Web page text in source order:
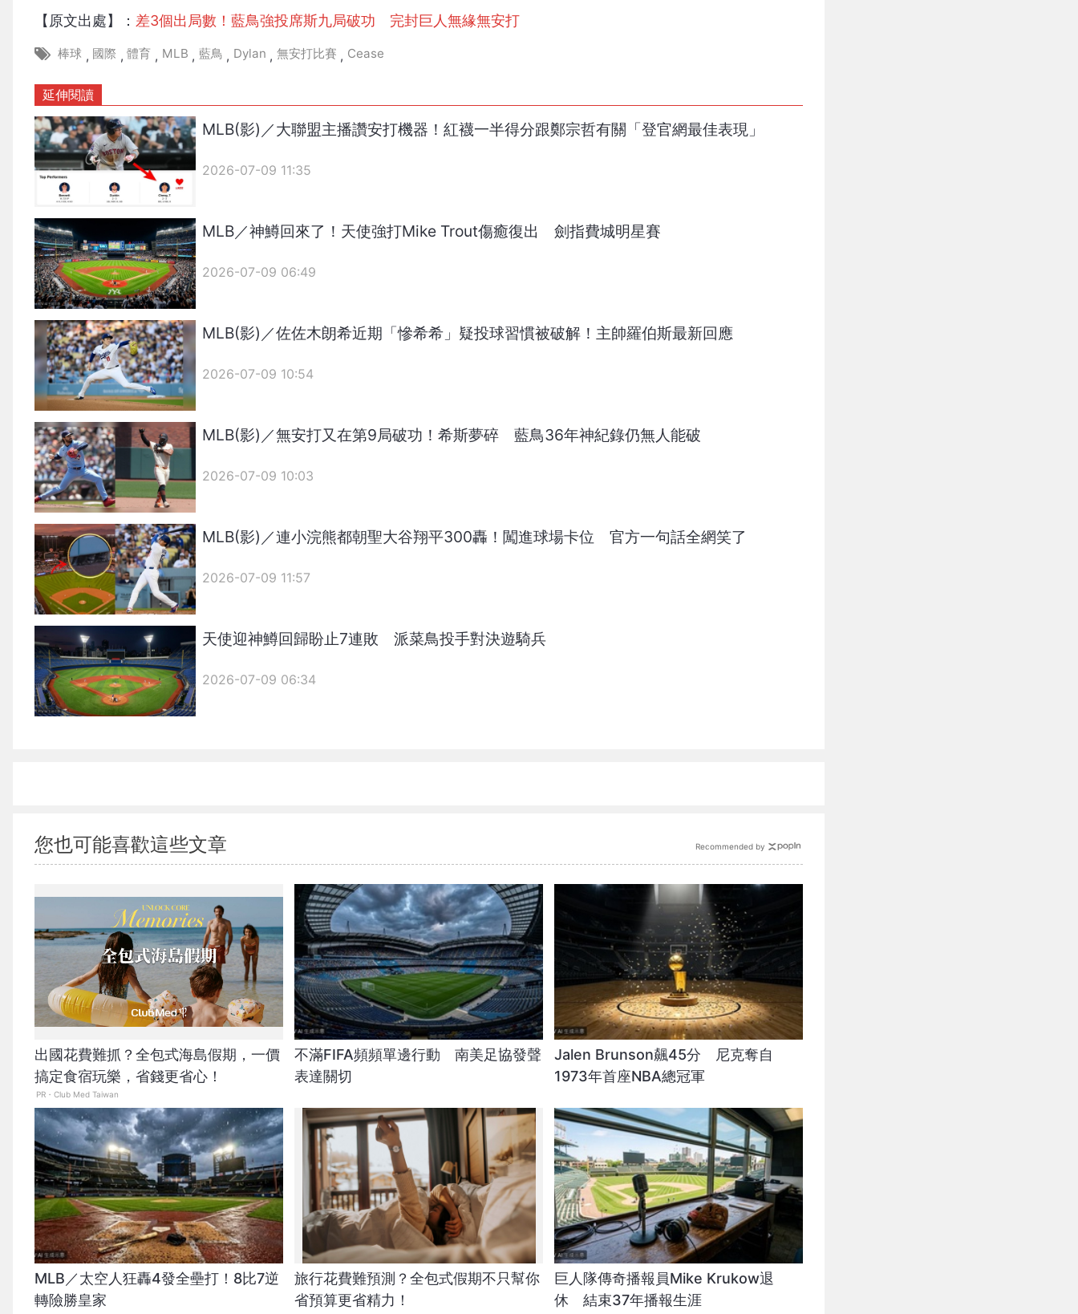
【原文出處】： 差3個出局數！藍鳥強投席斯九局破功 完封巨人無緣無安打
棒球 , 國際 , 體育 , MLB , 藍鳥 , Dylan , 無安打比賽 , Cease
延伸閱讀
MLB(影)／大聯盟主播讚安打機器！紅襪一半得分跟鄭宗哲有關「登官網最佳表現」
2026-07-09 11:35
MLB／神鱒回來了！天使強打Mike Trout傷癒復出 劍指費城明星賽
2026-07-09 06:49
MLB(影)／佐佐木朗希近期「慘希希」疑投球習慣被破解！主帥羅伯斯最新回應
2026-07-09 10:54
MLB(影)／無安打又在第9局破功！希斯夢碎 藍鳥36年神紀錄仍無人能破
2026-07-09 10:03
MLB(影)／連小浣熊都朝聖大谷翔平300轟！闖進球場卡位 官方一句話全網笑了
2026-07-09 11:57
天使迎神鱒回歸盼止7連敗 派菜鳥投手對決遊騎兵
2026-07-09 06:34
您也可能喜歡這些文章
出國花費難抓？全包式海島假期，一價
搞定食宿玩樂，省錢更省心！
PR・Club Med Taiwan
不滿FIFA頻頻單邊行動 南美足協發聲
表達關切
Jalen Brunson飆45分 尼克奪自
1973年首座NBA總冠軍
MLB／太空人狂轟4發全壘打！8比7逆
轉險勝皇家
旅行花費難預測？全包式假期不只幫你
省預算更省精力！
巨人隊傳奇播報員Mike Krukow退
休 結束37年播報生涯
Recommended by